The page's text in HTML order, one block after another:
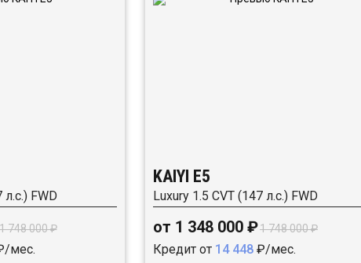
л.с.) FWD
748 000 ₽
мес.
KAIYI E5
Luxury 1.5 CVT (147 л.с.) FWD
от 1 348 000 ₽1 748 000 ₽
Кредит от 14 448 ₽/мес.